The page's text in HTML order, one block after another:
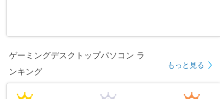
ゲーミングデスクトップパソコン ラ
ンキング
もっと見る